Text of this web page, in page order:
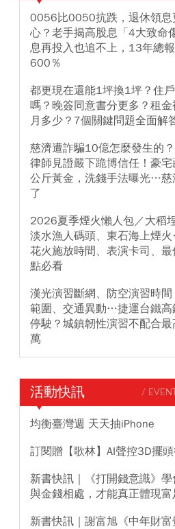
0056比0050抗跌，退休領息
心？老手揭高股息「4大致命
息再投入也追不上，13年總
600％
都更現在還能1坪換1坪？住
嗎？晚簽同意書分更多？租金
月多少？7個關鍵問題全面解
慈濟遭詐騙10億怎麼發生的
律師見證嚴下跪博信任！豪
公斤黃金，洗錢手法曝光…慈
了
2026夏季煙火懶人包／大稻埕
淡水漁人碼頭、東石海上煙
花火施放時間、表演卡司、最
點必看
漢光演習斷網、防空演習時
範圍、交通異動…捷運台鐵高
停駛？城鎮韌性演習不配合
萬
活動快訊 /
均衡臺灣週 天天抽iPhone
訂閱贈【歌林】AI聲控3D擺
新書快訊｜《打開錢意識》
與金錢相處，才能真正體現富
新書快訊｜謝富旭《中年財富